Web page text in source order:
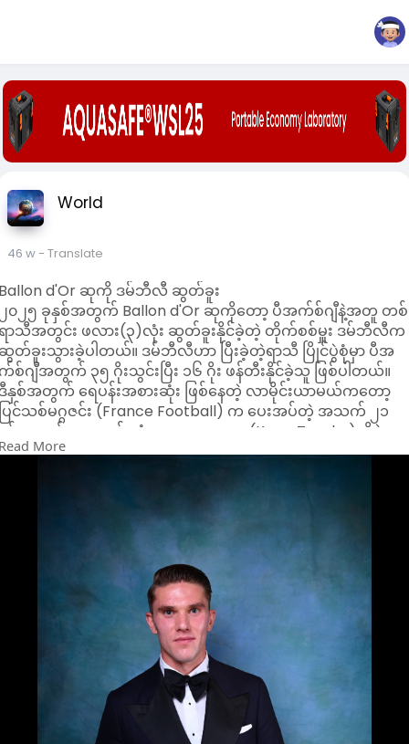
World
46 w- Translate
d'Or ဆုကို ဒမ်ဘီလီ ဆွတ်ခူး
၀၂၅ ခုနှစ်အတွက် Ballon d'Or ဆုကိုတော့ ပီအက်စ်ဂျီနဲ့အတူ တစ်
ာသီအတွင်း ဖလား(၃)လုံး ဆွတ်ခူးနိုင်ခဲ့တဲ့ တိုက်စစ်မှူး ဒမ်ဘီလီက
တ်ခူးသွားခဲ့ပါတယ်။ ဒမ်ဘီလီဟာ ပြီးခဲ့တဲ့ရာသီ ပြိုင်ပွဲစုံမှာ ပီအ
စ်ဂျီအတွက် ၃၅ ဂိုးသွင်းပြီး ၁၆ ဂိုး ဖန်တီးနိုင်ခဲ့သူ ဖြစ်ပါတယ်။
နှစ်အတွက် ရေပန်းအစားဆုံး ဖြစ်နေတဲ့ လာမိုင်းယာမယ်ကတော့
ြင်သစ်မဂ္ဂဇင်း (France Football) က ပေးအပ်တဲ့ အသက် ၂၁
စ်အောက် အကောင်းဆုံးကစားသမားဆု (Kopa Trophy)ကိုပဲ
တ်ခူးသွားခဲ့ပါတယ်။ အသက် ၁၈ နှစ်အရွယ် ဘာစီလိုနာကြယ်ပွင့်
ထမဆုံး ကစားသမားအဖြစ်လည်း မှတ်တမ်းဝင်ခဲ့ပါတယ်။
၀၂၅ ခုနှစ်အတွက် တစ်နှစ်တာအကောင်းဆုံး အမျိုးသမီးဘောလုံး
မားဆု(Ballon d'Or ဆု)ကိုတော့ ဘာစီလိုနာအသင်းရဲ့ စပိန်ကွင်း
ယ်လူ ဘွန်မာတီက ဆွတ်ခူးသွားခဲ့ပါတယ်။
စ်နှစ်တာအကောင်းဆုံး နည်းပြဆု (Johan Cruyff Trophy)ကို
ော့ ပီအက်စ်ဂျီနဲ့အတူ ဖလား(၃)လုံး ဆွတ်ခူးပေးနိုင်ခဲ့တဲ့ နည်းပြ
းဝစ်အန်းနရစ်က ဆွတ်ခူးသွားခဲ့ပါတယ်။
စ်နှစ်တာအကောင်းဆုံး ဂိုးသမားဆု (Yachine Trophy)ကိုတော့
အက်စ်ဂျီနဲ့အတူ ဖလား(၃)လုံး ဆွတ်ခူးနိုင်ခဲ့တဲ့ ဂိုးသမား ဒွန်နာရမ်
ာ (လက်ရှိ မန်စီးတီးတွင် ကစားနေ)က ဆွတ်ခူးသွားခဲ့ပါတယ်။
စ်နှစ်တာအကောင်းဆုံး တိုက်စစ်မှူးဆု (Gerd Muler Trophy)ကို
ော့ စပို့တင်းလစ္စဘွန်းနဲ့အတူ ဥရောပရွှေဖိနပ်ဆု ဆွတ်ခူးနိုင်ခဲ့တဲ့
ခရက်စ်( လက်ရှိ အာဆင်နယ်တွင် ကစားနေ)က ဆွတ်ခူးခဲ့ပါ
More